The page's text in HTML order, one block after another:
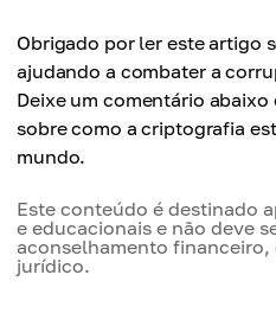
Obrigado por ler este artigo
ajudando a combater a
Deixe um comentário
sobre como a criptografia
mundo.
Este conteúdo é destinado
e educacionais e não deve
aconselhamento
jurídico.